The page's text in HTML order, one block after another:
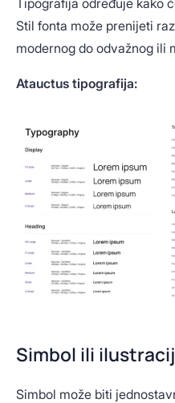
Stil fonta može prenijeti
modernog do odvažnog ili
Atauctus tipografija:
Simbol ili
Simbol može biti